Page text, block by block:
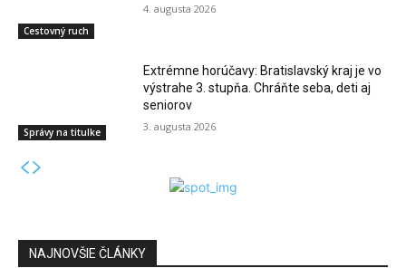
Cestovný ruch
4. augusta 2026
Správy na titulke
Extrémne horúčavy: Bratislavský kraj je vo
výstrahe 3. stupňa. Chráňte seba, deti aj
seniorov
3. augusta 2026
NAJNOVŠIE ČLÁNKY